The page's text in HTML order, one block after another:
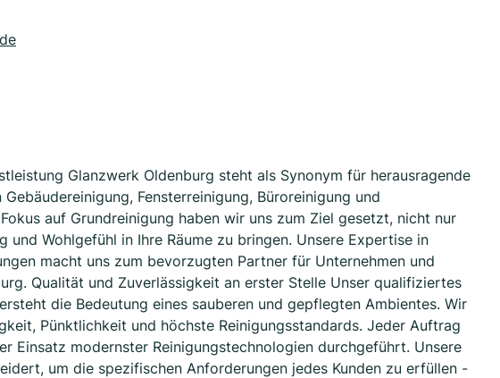
Glanzwerk Oldenburg steht als Synonym für herausragende
Fensterreinigung, Büroreinigung und
auf Grundreinigung haben wir uns zum Ziel gesetzt, nicht nur
und Wohlgefühl in Ihre Räume zu bringen. Unsere Expertise in
macht uns zum bevorzugten Partner für Unternehmen und
Qualität und Zuverlässigkeit an erster Stelle Unser qualifiziertes
die Bedeutung eines sauberen und gepflegten Ambientes. Wir
Pünktlichkeit und höchste Reinigungsstandards. Jeder Auftrag
Einsatz modernster Reinigungstechnologien durchgeführt. Unsere
um die spezifischen Anforderungen jedes Kunden zu erfüllen -